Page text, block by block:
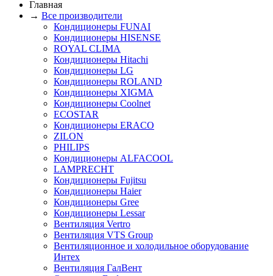
Главная
→ Все производители
Кондиционеры FUNAI
Кондиционеры HISENSE
ROYAL CLIMA
Кондиционеры Hitachi
Кондиционеры LG
Кондиционеры ROLAND
Кондиционеры XIGMA
Кондиционеры Coolnet
ECOSTAR
Кондиционеры ERACO
ZILON
PHILIPS
Кондиционеры ALFACOOL
LAMPRECHT
Кондиционеры Fujitsu
Кондиционеры Haier
Кондиционеры Gree
Кондиционеры Lessar
Вентиляция Vertro
Вентиляция VTS Group
Вентиляционное и холодильное оборудование
Интех
Вентиляция ГалВент